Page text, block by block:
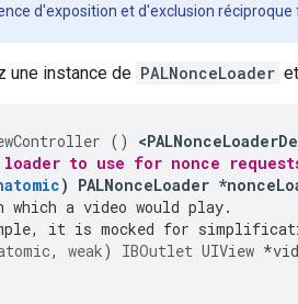
d'exposition et d'exclusion
une instance de PALNonceLoader
() <
to use for nonce
) PALNonceLoader *
a video would play.
it is mocked for
, weak) IBOutlet UIView *